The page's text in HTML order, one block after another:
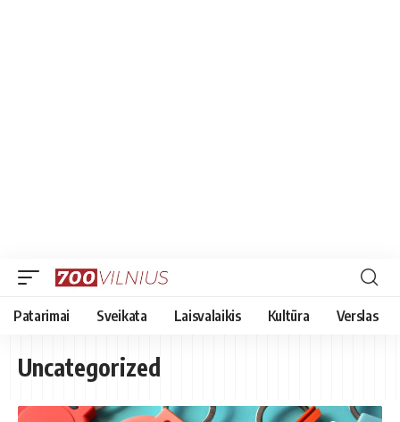
Patarimai Sveikata Laisvalaikis Kultūra Verslas
Uncategorized